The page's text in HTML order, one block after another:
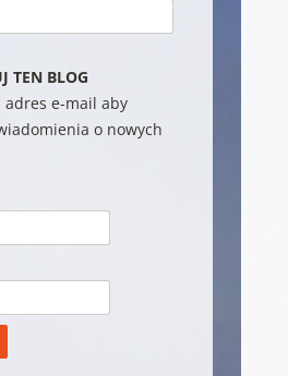
TEN BLOG
adres e-mail aby
o nowych